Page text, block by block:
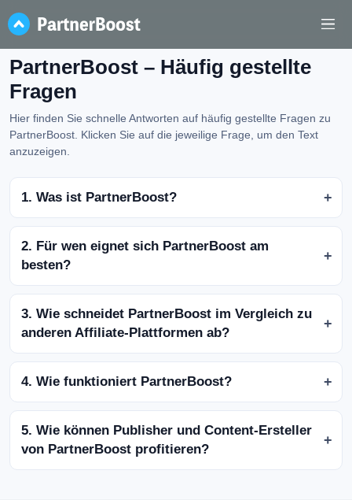
PartnerBoost – Häufig gestellte
Fragen
Hier finden Sie schnelle Antworten auf häufig gestellte Fragen zu
PartnerBoost. Klicken Sie auf die jeweilige Frage, um den Text
anzuzeigen.
1. Was ist PartnerBoost?
2. Für wen eignet sich PartnerBoost am
besten?
3. Wie schneidet PartnerBoost im Vergleich zu
anderen Affiliate-Plattformen ab?
4. Wie funktioniert PartnerBoost?
5. Wie können Publisher und Content-Ersteller
von PartnerBoost profitieren?